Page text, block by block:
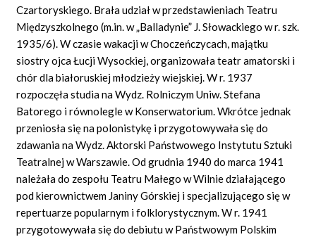
Czartoryskiego. Brała udział w przedstawieniach Teatru
Międzyszkolnego (m.in. w „Balladynie” J. Słowackiego w r. szk.
1935/6). W czasie wakacji w Choczeńczycach, majątku
siostry ojca Łucji Wysockiej, organizowała teatr amatorski i
chór dla białoruskiej młodzieży wiejskiej. W r. 1937
rozpoczęła studia na Wydz. Rolniczym Uniw. Stefana
Batorego i równolegle w Konserwatorium. Wkrótce jednak
przeniosła się na polonistykę i przygotowywała się do
zdawania na Wydz. Aktorski Państwowego Instytutu Sztuki
Teatralnej w Warszawie. Od grudnia 1940 do marca 1941
należała do zespołu Teatru Małego w Wilnie działającego
pod kierownictwem Janiny Górskiej i specjalizującego się w
repertuarze popularnym i folklorystycznym. W r. 1941
przygotowywała się do debiutu w Państwowym Polskim